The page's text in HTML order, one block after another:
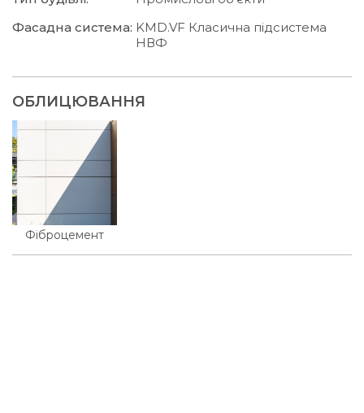
Фасадна система: KMD.VF Класична підсистема
НВФ
ОБЛИЦЮВАННЯ
Фіброцемент